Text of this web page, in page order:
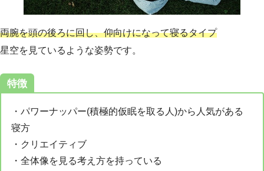
両腕を頭の後ろに回し、仰向けになって寝るタイプ
星空を見ているような姿勢です。
特徴
・パワーナッパー(積極的仮眠を取る人)から人気がある
寝方
・クリエイティブ
・全体像を見る考え方を持っている